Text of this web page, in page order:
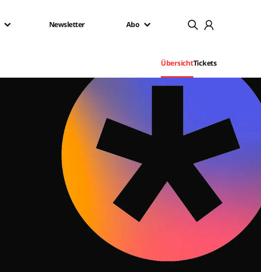
Newsletter Abo
ÜbersichtTickets